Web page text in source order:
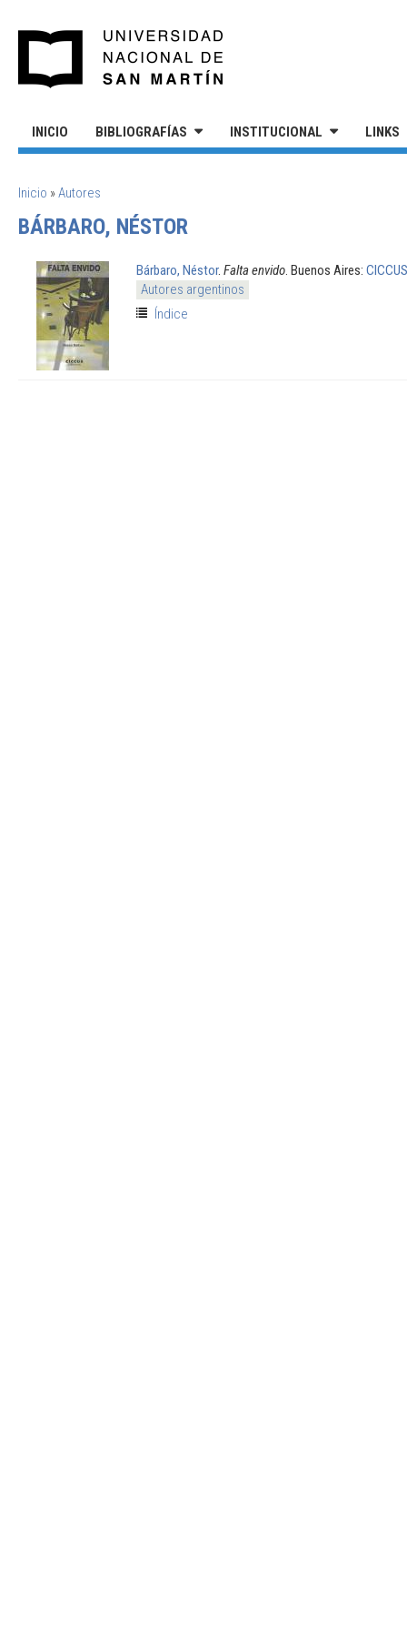
INICIO BIBLIOGRAFÍAS INSTITUCIONAL LINKS
SE ENCUENTRA USTED AQUÍ
Inicio »Autores
BÁRBARO, NÉSTOR
Bárbaro, Néstor. Falta envido . Buenos Aires: CICCUS
Autores argentinos
Índice